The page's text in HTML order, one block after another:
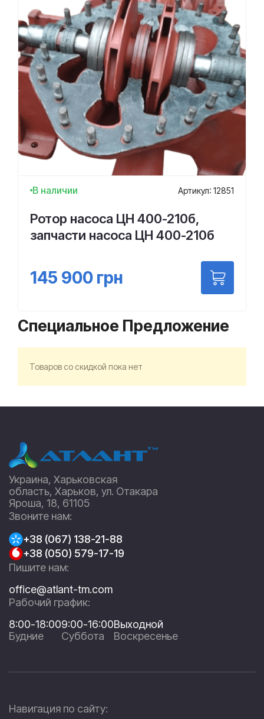
В наличии Артикул: 12851
Ротор насоса ЦН 400-210б,
запчасти насоса ЦН 400-210б
145 900 грн
Специальное Предложение
Товаров со скидкой пока нет
Украина, Харьковская
область, Харьков, ул. Отакара
Яроша, 18, 61105
Звоните нам:
+38 (067) 138-21-88
+38 (050) 579-17-19
Пишите нам:
office@atlant-tm.com
Рабочий график:
8:00-18:00
Будние
9:00-16:00
Суббота
Выходной
Воскресенье
Навигация по сайту: